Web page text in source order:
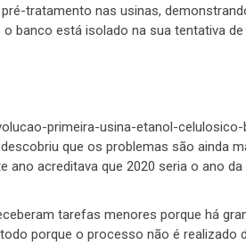
tratamento nas usinas,
banco está isolado na sua tentativa
primeira-usina-etanol-celulosico-
que os problemas são ainda
acreditava que 2020 seria o ano da
tarefas menores porque há
porque o processo não é realizado